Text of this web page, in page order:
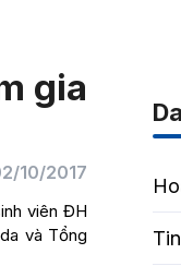
gia
10/2017
viên ĐH
và Tổng